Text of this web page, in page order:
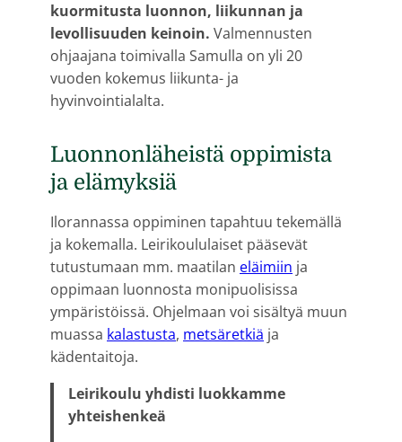
kuormitusta luonnon, liikunnan ja
levollisuuden keinoin. Valmennusten
ohjaajana toimivalla Samulla on yli 20
vuoden kokemus liikunta- ja
hyvinvointialalta.
Luonnonläheistä oppimista
ja elämyksiä
Ilorannassa oppiminen tapahtuu tekemällä
ja kokemalla. Leirikoululaiset pääsevät
tutustumaan mm. maatilan eläimiin ja
oppimaan luonnosta monipuolisissa
ympäristöissä. Ohjelmaan voi sisältyä muun
muassa kalastusta, metsäretkiä ja
kädentaitoja.
Leirikoulu yhdisti luokkamme
yhteishenkeä